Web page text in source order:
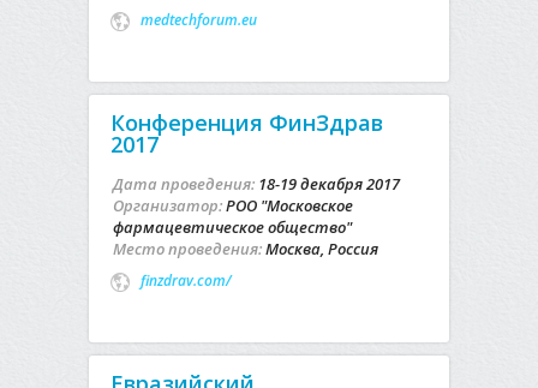
medtechforum.eu
Конференция ФинЗдрав
2017
Дата проведения: 18-19 декабря 2017
Организатор:РОО "Московское
фармацевтическое общество"
Место проведения:Москва, Россия
finzdrav.com/